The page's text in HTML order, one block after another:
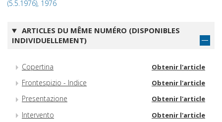
(5.5.1976), 1976
ARTICLES DU MÊME NUMÉRO (DISPONIBLES
INDIVIDUELLEMENT)
Copertina Obtenir l'article
Frontespizio - Indice Obtenir l'article
Presentazione Obtenir l'article
Intervento Obtenir l'article